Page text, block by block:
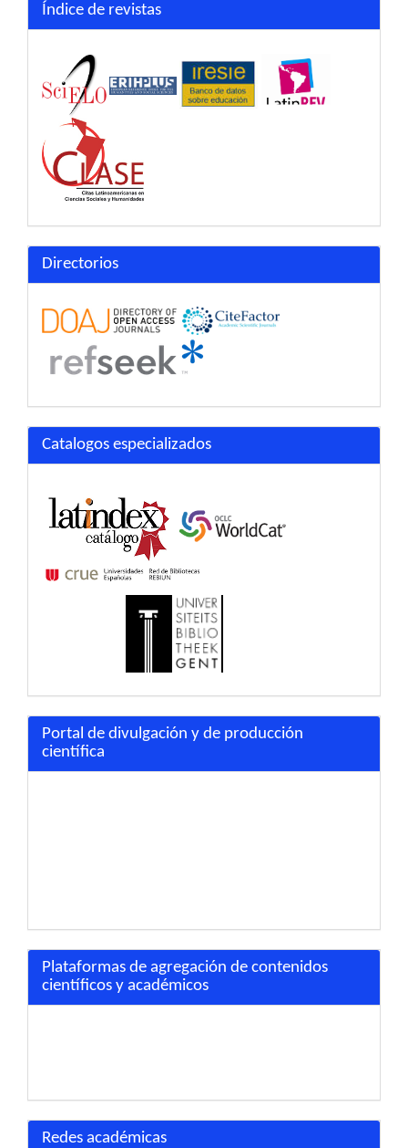
Índice de revistas
Directorios
Catalogos especializados
Portal de divulgación y de producción
científica
Plataformas de agregación de contenidos
científicos y académicos
Redes académicas